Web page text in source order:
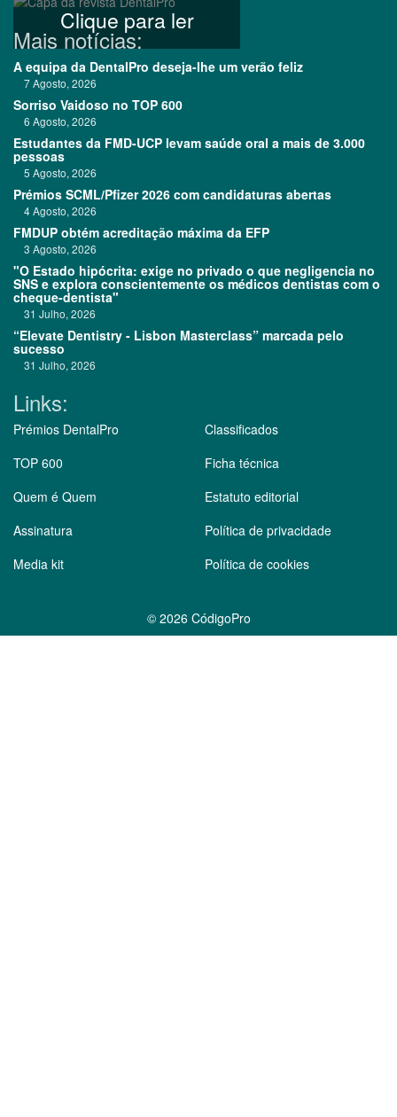
Clique para ler
Mais notícias:
A equipa da DentalPro deseja-lhe um verão feliz
7 Agosto, 2026
Sorriso Vaidoso no TOP 600
6 Agosto, 2026
Estudantes da FMD-UCP levam saúde oral a mais de 3.000
pessoas
5 Agosto, 2026
Prémios SCML/Pfizer 2026 com candidaturas abertas
4 Agosto, 2026
FMDUP obtém acreditação máxima da EFP
3 Agosto, 2026
"O Estado hipócrita: exige no privado o que negligencia no
SNS e explora conscientemente os médicos dentistas com o
cheque-dentista"
31 Julho, 2026
“Elevate Dentistry - Lisbon Masterclass” marcada pelo
sucesso
31 Julho, 2026
Links:
Prémios DentalPro
TOP 600
Quem é Quem
Assinatura
Media kit
Classificados
Ficha técnica
Estatuto editorial
Política de privacidade
Política de cookies
© 2026 CódigoPro